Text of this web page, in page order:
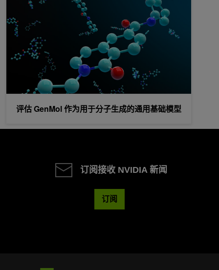
评估 GenMol 作为用于分子生成的通用基础模型
订阅接收 NVIDIA 新闻
订阅